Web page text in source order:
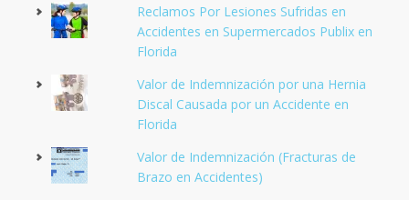
Reclamos Por Lesiones Sufridas en
Accidentes en Supermercados Publix en
Florida
Valor de Indemnización por una Hernia
Discal Causada por un Accidente en
Florida
Valor de Indemnización (Fracturas de
Brazo en Accidentes)